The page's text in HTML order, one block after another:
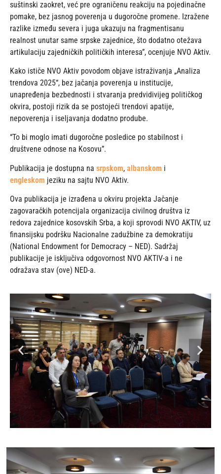
suštinski zaokret, već pre ograničenu reakciju na pojedinačne
pomake, bez jasnog poverenja u dugoročne promene. Izražene
razlike između severa i juga ukazuju na fragmentisanu
realnost unutar same srpske zajednice, što dodatno otežava
artikulaciju zajedničkih političkih interesa”, ocenjuje NVO Aktiv.
Kako ističe NVO Aktiv povodom objave istraživanja „Analiza
trendova 2025“, bez jačanja poverenja u institucije,
unapređenja bezbednosti i stvaranja predvidivijeg političkog
okvira, postoji rizik da se postojeći trendovi apatije,
nepoverenja i iseljavanja dodatno prodube.
“To bi moglo imati dugoročne posledice po stabilnost i
društvene odnose na Kosovu”.
Publikacija je dostupna na srpskom, albanskom i
engleskom jeziku na sajtu NVO Aktiv.
Ova publikacija je izrađena u okviru projekta Jačanje
zagovaračkih potencijala organizacija civilnog društva iz
redova zajednice kosovskih Srba, a koji sprovodi NVO AKTIV, uz
finansijsku podršku Nacionalne zadužbine za demokratiju
(National Endowment for Democracy – NED). Sadržaj
publikacije je isključiva odgovornost NVO AKTIV-a i ne
odražava stav (ove) NED-a.